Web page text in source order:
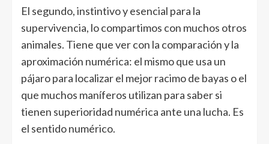
El segundo, instintivo y esencial para la
supervivencia, lo compartimos con muchos otros
animales. Tiene que ver con la comparación y la
aproximación numérica: el mismo que usa un
pájaro para localizar el mejor racimo de bayas o el
que muchos maníferos utilizan para saber si
tienen superioridad numérica ante una lucha. Es
el sentido numérico.